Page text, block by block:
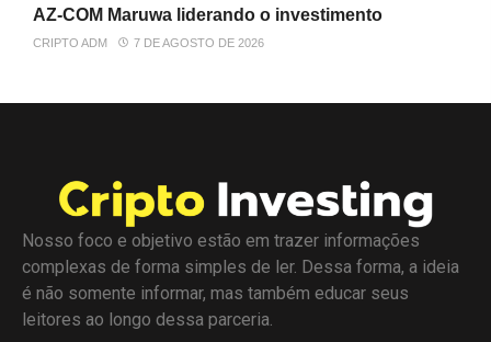
AZ-COM Maruwa liderando o investimento
CRIPTO ADM 7 DE AGOSTO DE 2026
Nosso foco e objetivo estão em trazer informações
complexas de forma simples de ler. Dessa forma, a ideia
é não somente informar, mas também educar seus
leitores ao longo dessa parceria.